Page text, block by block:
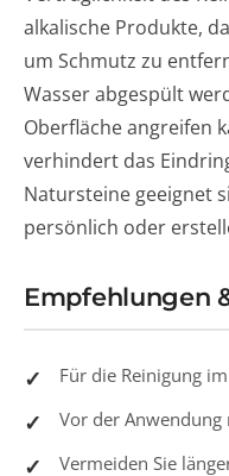
alkalische Produkte,
um Schmutz zu
Wasser abgespült
Oberfläche angreifen
verhindert das
Natursteine geeignet
persönlich oder
Empfehlungen
Für die Reinigung
Vor der
Vermeiden Sie